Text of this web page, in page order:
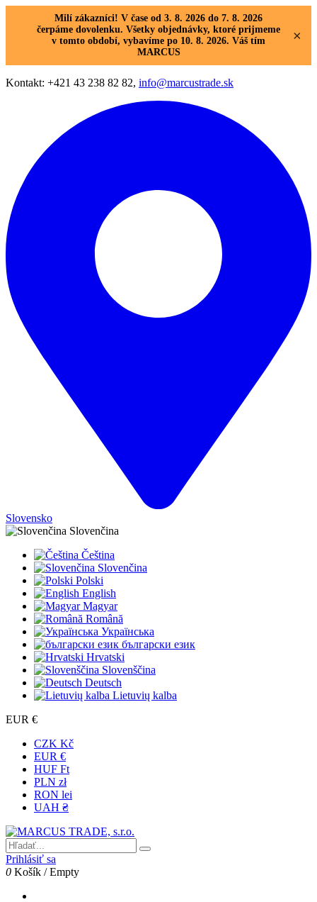
Milí zákazníci! V čase od 3. 8. 2026 do 7. 8. 2026
čerpáme dovolenku. Všetky objednávky, ktoré prijmeme
v tomto období, vybavíme po 10. 8. 2026. Váš tím
MARCUS
×
Kontakt: +421 43 238 82 82, info@marcustrade.sk
Slovensko
Slovenčina
Čeština
Slovenčina
Polski
English
Magyar
Română
Українська
български език
Hrvatski
Slovenščina
Deutsch
Lietuvių kalba
EUR €
CZK Kč
EUR €
HUF Ft
PLN zł
RON lei
UAH ₴
Prihlásiť sa
0 Košík /Empty